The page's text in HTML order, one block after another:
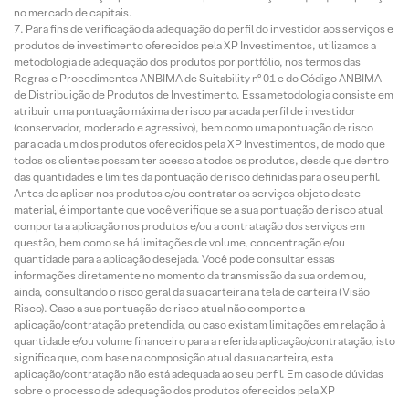
no mercado de capitais.
Para fins de verificação da adequação do perfil do investidor aos serviços e
produtos de investimento oferecidos pela XP Investimentos, utilizamos a
metodologia de adequação dos produtos por portfólio, nos termos das
Regras e Procedimentos ANBIMA de Suitability nº 01 e do Código ANBIMA
de Distribuição de Produtos de Investimento. Essa metodologia consiste em
atribuir uma pontuação máxima de risco para cada perfil de investidor
(conservador, moderado e agressivo), bem como uma pontuação de risco
para cada um dos produtos oferecidos pela XP Investimentos, de modo que
todos os clientes possam ter acesso a todos os produtos, desde que dentro
das quantidades e limites da pontuação de risco definidas para o seu perfil.
Antes de aplicar nos produtos e/ou contratar os serviços objeto deste
material, é importante que você verifique se a sua pontuação de risco atual
comporta a aplicação nos produtos e/ou a contratação dos serviços em
questão, bem como se há limitações de volume, concentração e/ou
quantidade para a aplicação desejada. Você pode consultar essas
informações diretamente no momento da transmissão da sua ordem ou,
ainda, consultando o risco geral da sua carteira na tela de carteira (Visão
Risco). Caso a sua pontuação de risco atual não comporte a
aplicação/contratação pretendida, ou caso existam limitações em relação à
quantidade e/ou volume financeiro para a referida aplicação/contratação, isto
significa que, com base na composição atual da sua carteira, esta
aplicação/contratação não está adequada ao seu perfil. Em caso de dúvidas
sobre o processo de adequação dos produtos oferecidos pela XP